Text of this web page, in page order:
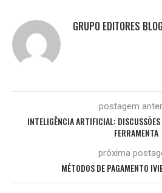
GRUPO EDITORES
postagem
INTELIGÊNCIA ARTIFICIAL:
FERRAMENTA
próxima
MÉTODOS DE PAGAMENTO